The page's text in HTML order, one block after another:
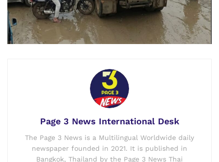
Page 3 News International Desk
The Page 3 News is a Multilingual Worldwide daily
newspaper founded in 2021. It is published in
Bangkok, Thailand by the Page 3 News Thai